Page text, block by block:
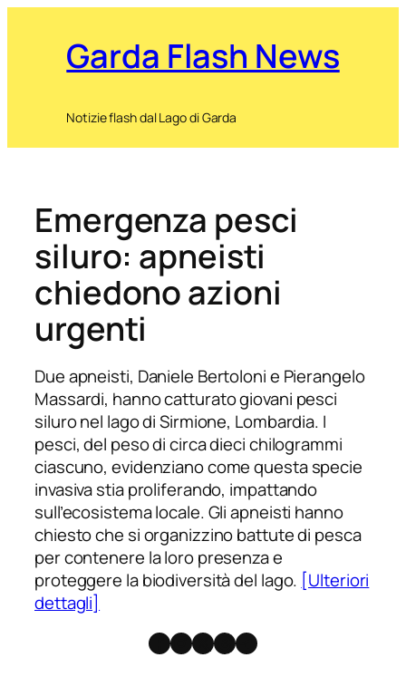
Garda Flash News
Notizie flash dal Lago di Garda
Emergenza pesci
siluro: apneisti
chiedono azioni
urgenti
Due apneisti, Daniele Bertoloni e Pierangelo
Massardi, hanno catturato giovani pesci
siluro nel lago di Sirmione, Lombardia. I
pesci, del peso di circa dieci chilogrammi
ciascuno, evidenziano come questa specie
invasiva stia proliferando, impattando
sull’ecosistema locale. Gli apneisti hanno
chiesto che si organizzino battute di pesca
per contenere la loro presenza e
proteggere la biodiversità del lago. [Ulteriori
dettagli]
Facebook
Instagram
X Threads
Telegram